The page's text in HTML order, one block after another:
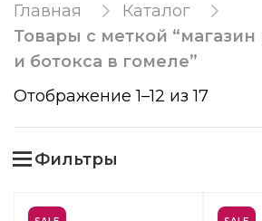
Главная
Каталог
Товары с меткой “магазин
и ботокса в гомеле”
Отображение 1–12 из 17
Фильтры